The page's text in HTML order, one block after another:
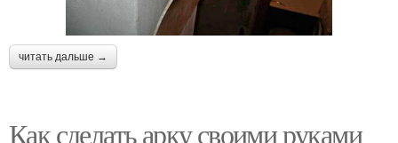
читать дальше →
Как сделать арку своими руками